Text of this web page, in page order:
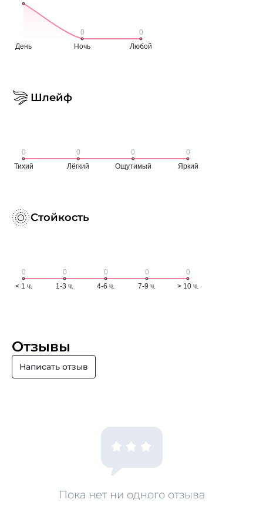
Шлейф
Стойкость
Отзывы
Написать отзыв
Пока нет ни одного отзыва